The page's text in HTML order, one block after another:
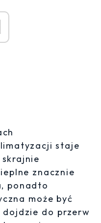
staje
znacznie
ponadto
może być
do przerw